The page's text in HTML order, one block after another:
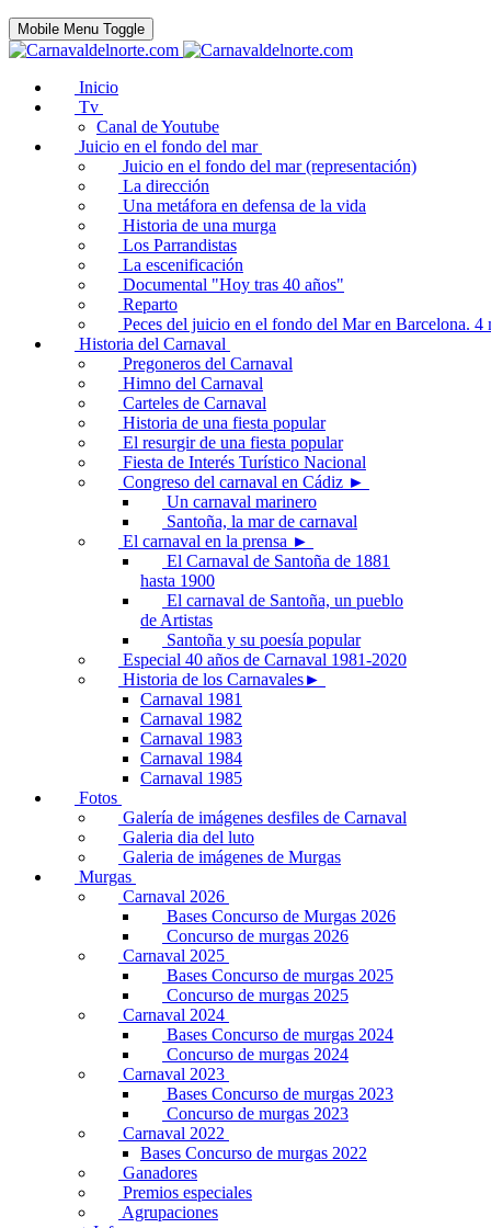
Mobile Menu Toggle
Inicio
Tv
Canal de Youtube
Juicio en el fondo del mar
Juicio en el fondo del mar (representación)
La dirección
Una metáfora en defensa de la vida
Historia de una murga
Los Parrandistas
La escenificación
Documental "Hoy tras 40 años"
Reparto
Peces del juicio en el fondo del Mar en Barcelona. 4
Historia del Carnaval
Pregoneros del Carnaval
Himno del Carnaval
Carteles de Carnaval
Historia de una fiesta popular
El resurgir de una fiesta popular
Fiesta de Interés Turístico Nacional
Congreso del carnaval en Cádiz ►
Un carnaval marinero
Santoña, la mar de carnaval
El carnaval en la prensa ►
El Carnaval de Santoña de 1881
hasta 1900
El carnaval de Santoña, un pueblo
de Artistas
Santoña y su poesía popular
Especial 40 años de Carnaval 1981-2020
Historia de los Carnavales►
Carnaval 1981
Carnaval 1982
Carnaval 1983
Carnaval 1984
Carnaval 1985
Fotos
Galería de imágenes desfiles de Carnaval
Galeria dia del luto
Galeria de imágenes de Murgas
Murgas
Carnaval 2026
Bases Concurso de Murgas 2026
Concurso de murgas 2026
Carnaval 2025
Bases Concurso de murgas 2025
Concurso de murgas 2025
Carnaval 2024
Bases Concurso de murgas 2024
Concurso de murgas 2024
Carnaval 2023
Bases Concurso de murgas 2023
Concurso de murgas 2023
Carnaval 2022
Bases Concurso de murgas 2022
Ganadores
Premios especiales
Agrupaciones